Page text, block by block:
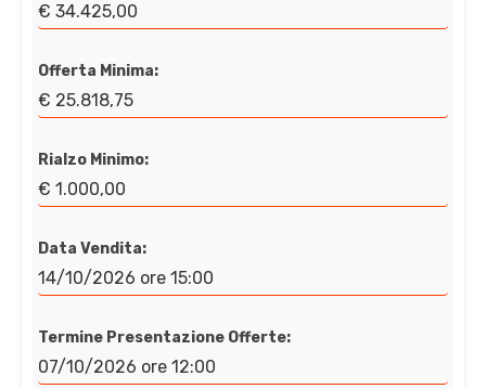
€ 34.425,00
Offerta Minima:
€ 25.818,75
Rialzo Minimo:
€ 1.000,00
Data Vendita:
14/10/2026 ore 15:00
Termine Presentazione Offerte:
07/10/2026 ore 12:00